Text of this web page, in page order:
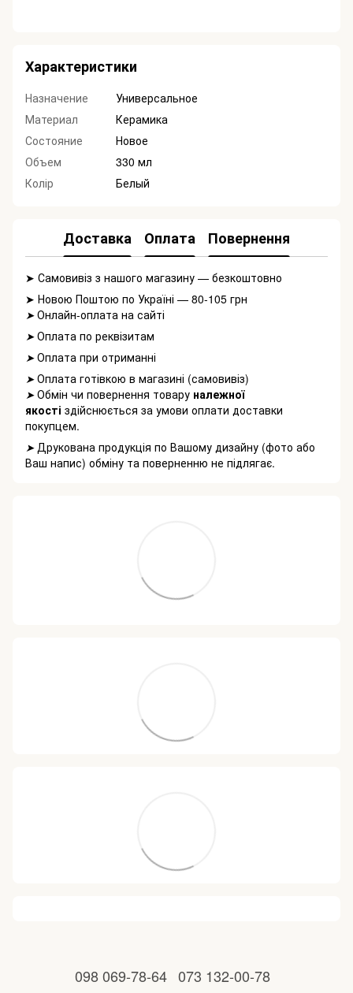
Характеристики
Назначение
Универсальное
Материал
Керамика
Состояние
Новое
Объем
330 мл
Колір
Белый
Доставка Оплата Повернення
➤ Самовивіз з нашого магазину — безкоштовно
➤ Новою Поштою по Україні — 80-105 грн
➤Онлайн-оплата на сайті
➤Оплата по реквізитам
➤Оплата при отриманні
➤Оплата готівкою в магазині (самовивіз)
➤Обмін чи повернення товару належної
якості здійснюється за умови оплати доставки
покупцем.
➤Друкована продукція по Вашому дизайну (фото або
Ваш напис) обміну та поверненню не підлягає.
098 069-78-64 073 132-00-78